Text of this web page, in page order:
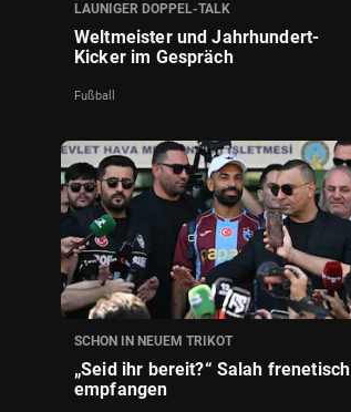
LAUNIGER DOPPEL-TALK
Weltmeister und Jahrhundert-
Kicker im Gespräch
Fußball
SCHON IN NEUEM TRIKOT
„Seid ihr bereit?“ Salah frenetisch
empfangen